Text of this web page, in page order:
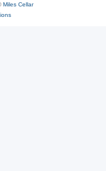
Miles Cellar